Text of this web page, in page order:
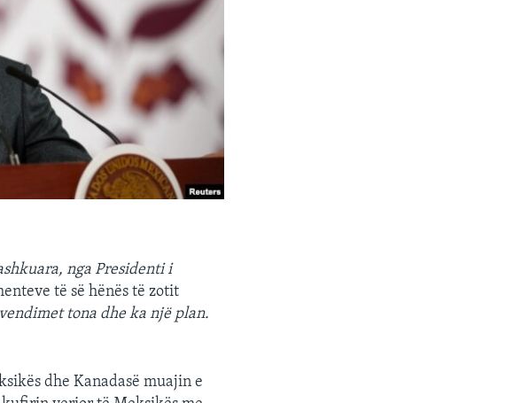
nga Presidenti i
të së hënës të zotit
tona dhe ka një plan.
dhe Kanadasë muajin e